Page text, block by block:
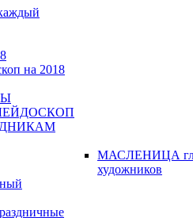
на 2018
МАСЛЕНИЦА
художников